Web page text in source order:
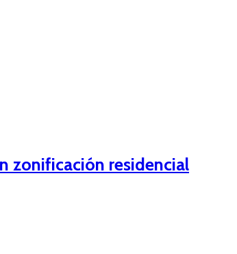
zonificación residencial